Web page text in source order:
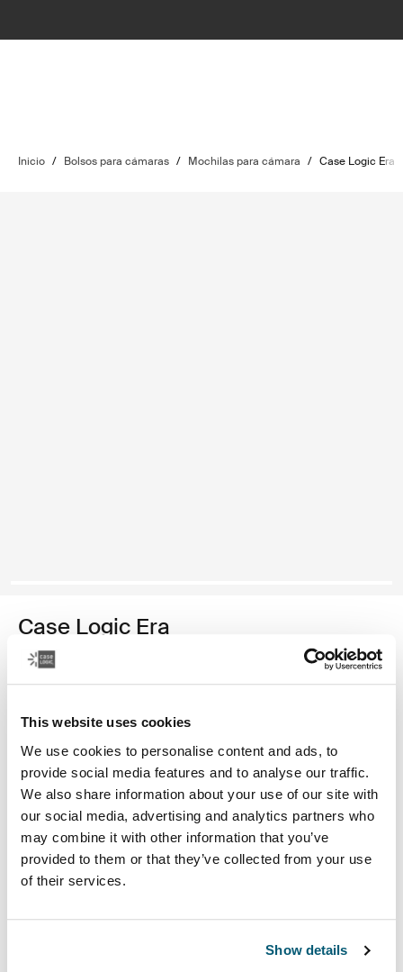
This website uses cookies
We use cookies to personalise content and ads, to
provide social media features and to analyse our traffic.
We also share information about your use of our site with
our social media, advertising and analytics partners who
may combine it with other information that you’ve
provided to them or that they’ve collected from your use
of their services.
Show details
Inicio / Bolsos para cámaras / Mochilas para cámara / Case Logic Era
Case Logic Era
mochila pequeña para cámaras
Color
Case Logic Era Small Camera Backpack Negro obsidiana
totalmente personalizable para cámara o dron más